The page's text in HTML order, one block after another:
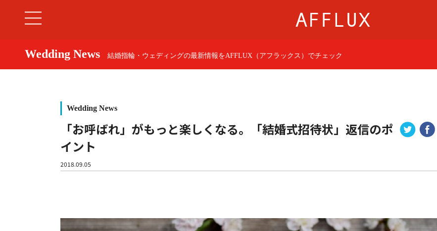
商品カテゴリ
パーフェクトセットリング
店舗一覧
AFFLUXについて
ゆびわ言葉®
クオリティ
Wedding News 結婚指輪・ウェディングの最新情報をAFFLUX（アフラックス）でチェック
Wedding News
「お呼ばれ」がもっと楽しくなる。「結婚式招待状」返信のポ
イント
2018.09.05